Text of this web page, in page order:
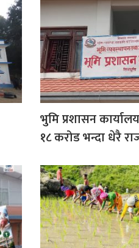
भुमि प्रशासन कार्यालय
१८ करोड भन्दा धेरै